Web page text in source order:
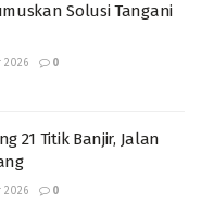
Solusi Tangani
2026 0
21 Titik Banjir, Jalan
2026 0